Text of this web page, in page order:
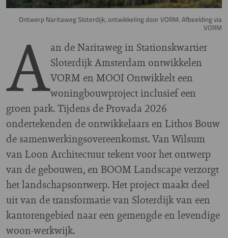
Ontwerp Naritaweg Sloterdijk, ontwikkeling door VORM. Afbeelding via
VORM
Aan de Naritaweg in Stationskwartier
Sloterdijk Amsterdam ontwikkelen
VORM en MOOI Ontwikkelt een
woningbouwproject inclusief een
groen park. Tijdens de Provada 2026
ondertekenden de ontwikkelaars en Lithos Bouw
de samenwerkingsovereenkomst. Van Wilsum
van Loon Architectuur tekent voor het ontwerp
van de gebouwen, en BOOM Landscape verzorgt
het landschapsontwerp. Het project maakt deel
uit van de transformatie van Sloterdijk van een
kantorengebied naar een gemengde en levendige
woon-werkwijk.